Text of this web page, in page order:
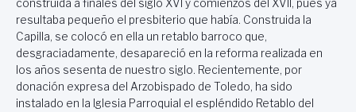
construida a finales del siglo XVI y comienzos del XVII, pues ya
resultaba pequeño el presbiterio que había. Construida la
Capilla, se colocó en ella un retablo barroco que,
desgraciadamente, desapareció en la reforma realizada en
los años sesenta de nuestro siglo. Recientemente, por
donación expresa del Arzobispado de Toledo, ha sido
instalado en la Iglesia Parroquial el espléndido Retablo del